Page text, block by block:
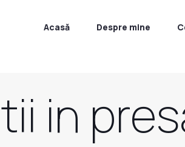
Acasă Despre mine
in